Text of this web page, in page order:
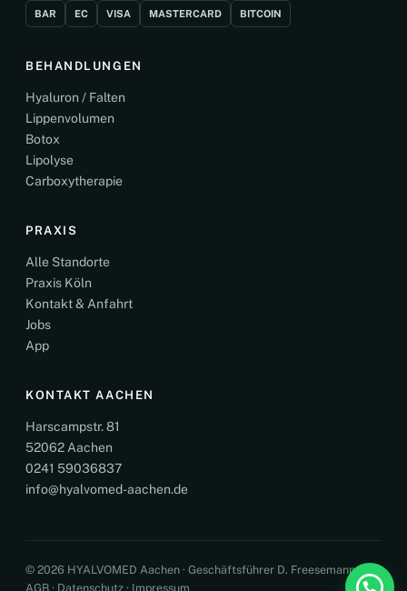
BAR EC VISA MASTERCARD BITCOIN
BEHANDLUNGEN
Hyaluron / Falten
Lippenvolumen
Botox
Lipolyse
Carboxytherapie
PRAXIS
Alle Standorte
Praxis Köln
Kontakt & Anfahrt
Jobs
App
KONTAKT AACHEN
Harscampstr. 81
52062 Aachen
0241 59036837
info@hyalvomed-aachen.de
© 2026 HYALVOMED Aachen · Geschäftsführer D. Freesemann
AGB · Datenschutz · Impressum